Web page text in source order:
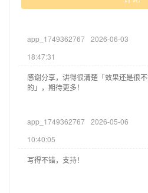
app_1749362767 2026-06-03
18:47:31
感谢分享，讲得很清楚「效果还是很
的」，期待更多！
app_1749362767 2026-05-06
10:40:05
写得不错，支持！